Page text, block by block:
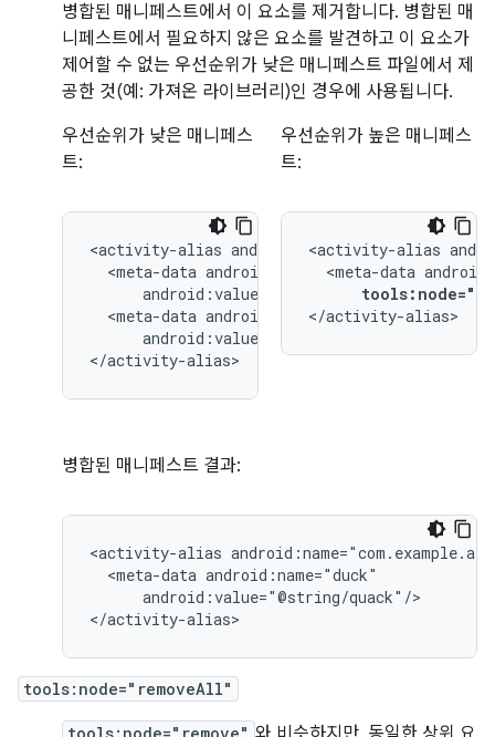
병합된 매니페스트에서 이 요소를 제거합니다. 병합된 매
니페스트에서 필요하지 않은 요소를 발견하고 이 요소가
제어할 수 없는 우선순위가 낮은 매니페스트 파일에서 제
공한 것(예: 가져온 라이브러리)인 경우에 사용됩니다.
우선순위가 낮은 매니페스
트:
<activity-alias
<meta-data
<meta-data
android:value="@string/quack"/>
</activity-alias>
우선순위가 높은 매니페스
트:
<activity-alias
<meta-data
</activity-alias>
병합된 매니페스트 결과:
<activity-alias
<meta-data
android:value="@string/quack"/>
</activity-alias>
tools:node="removeAll"